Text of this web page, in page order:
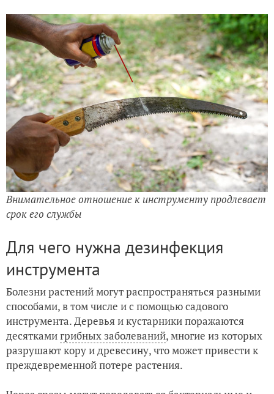
Внимательное отношение к инструменту продлевает
срок его службы
Для чего нужна дезинфекция
инструмента
Болезни растений могут распространяться разными
способами, в том числе и с помощью садового
инструмента. Деревья и кустарники поражаются
десяткамигрибных заболеваний, многие из которых
разрушают кору и древесину, что может привести к
преждевременной потере растения.